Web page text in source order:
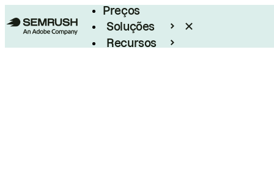
Preços
Soluções
Recursos